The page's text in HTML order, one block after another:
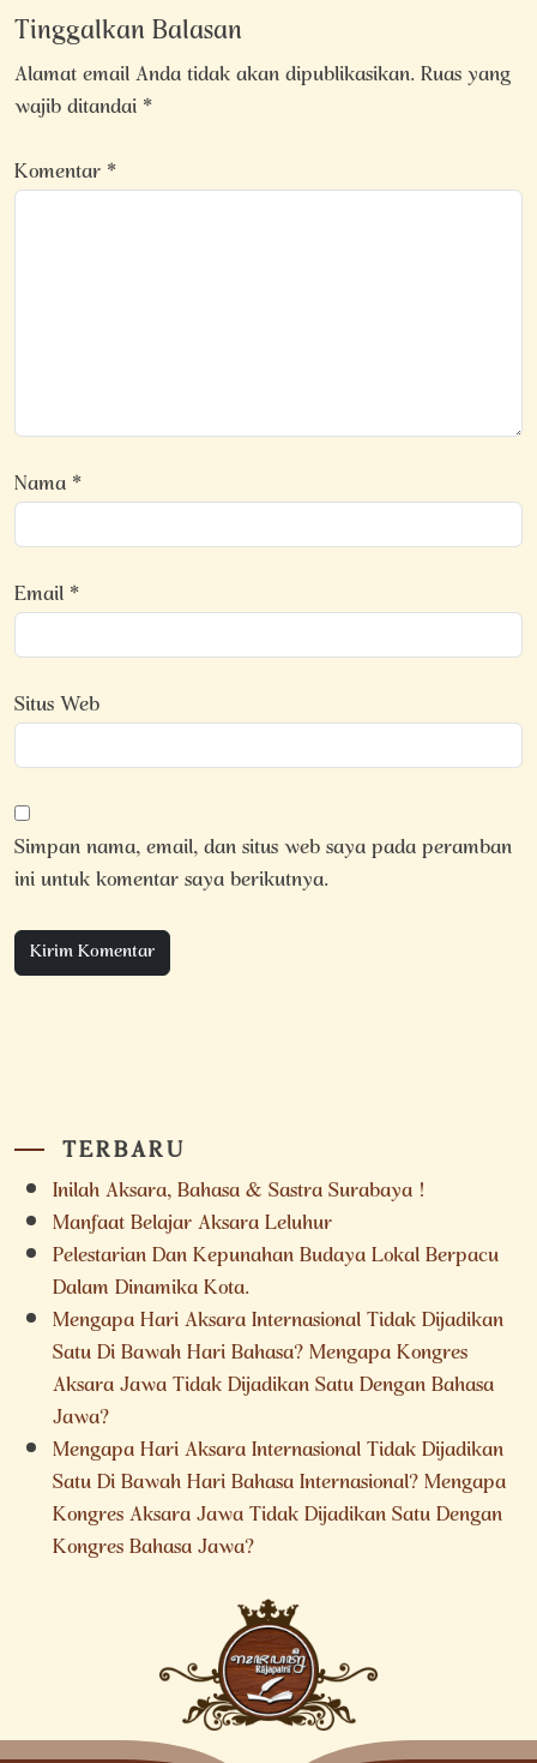
Tinggalkan Balasan
Alamat email Anda tidak akan dipublikasikan.Ruas yang
wajib ditandai*
Komentar*
Nama*
Email*
Situs Web
Simpan nama, email, dan situs web saya pada peramban
ini untuk komentar saya berikutnya.
TERBARU
Inilah Aksara, Bahasa & Sastra Surabaya !
Manfaat Belajar Aksara Leluhur
Pelestarian Dan Kepunahan Budaya Lokal Berpacu
Dalam Dinamika Kota.
Mengapa Hari Aksara Internasional Tidak Dijadikan
Satu Di Bawah Hari Bahasa? Mengapa Kongres
Aksara Jawa Tidak Dijadikan Satu Dengan Bahasa
Jawa?
Mengapa Hari Aksara Internasional Tidak Dijadikan
Satu Di Bawah Hari Bahasa Internasional? Mengapa
Kongres Aksara Jawa Tidak Dijadikan Satu Dengan
Kongres Bahasa Jawa?